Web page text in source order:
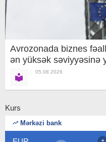
Avrozonada biznes
ən yüksək səviyyəsinə
05.08.2026
Kurs
Mərkəzi bank